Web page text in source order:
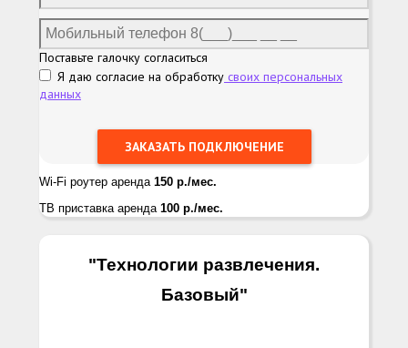
Поставьте галочку согласиться
Я даю согласие на обработку своих персональных
данных
Wi-Fi роутер аренда 150 р./мес.
ТВ приставка аренда 100 р./мес.
"Технологии развлечения.
Базовый"